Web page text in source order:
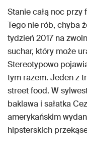
Stanie całą noc
Tego nie rób, chyba
tydzień 2017 na
suchar, który może
Stereotypowo
tym razem. Jeden z
street food. W
baklawa i sałatka
amerykańskim
hipsterskich